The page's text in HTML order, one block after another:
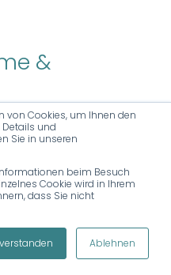
von Cookies, um Ihnen den
und
Sie in unseren
beim Besuch
Cookie wird in Ihrem
dass Sie nicht
Ablehnen
&
Fahrräder
uneingeschränkten
und der